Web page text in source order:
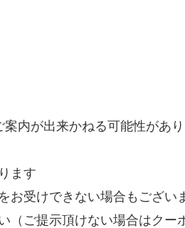
内が出来かねる可能性があ
ます
お受けできない場合もござい
（ご提示頂けない場合はクー